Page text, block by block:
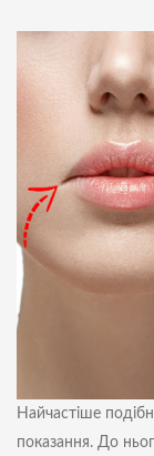
Найчастіше
показання. До